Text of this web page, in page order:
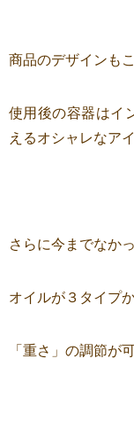
商品のデザインも
使用後の容器はイ
えるオシャレなア
さらに今までなか
オイルが３タイプ
「重さ」の調節が